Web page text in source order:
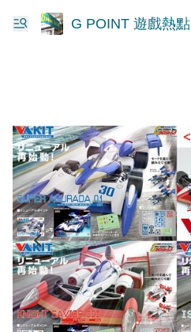
G POINT 遊戲熱點